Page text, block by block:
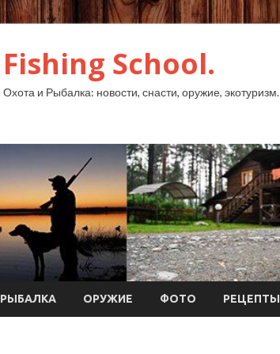
Fishing School.
Охота и Рыбалка: новости, снасти, оружие, экотуризм.
РЫБАЛКА ОРУЖИЕ ФОТО РЕЦЕПТЫ